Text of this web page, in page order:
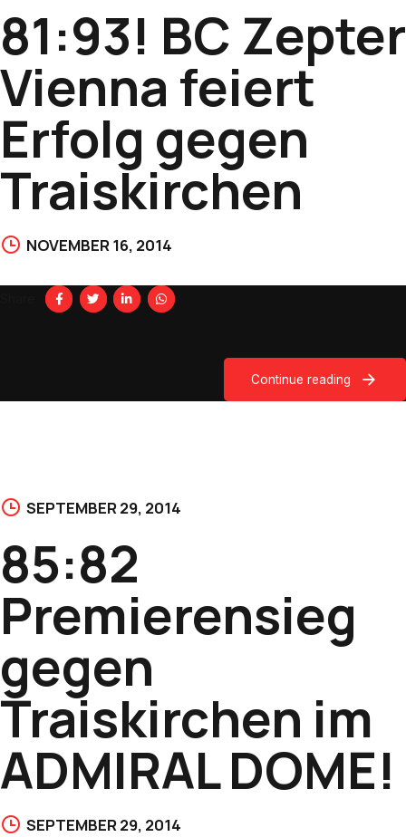
81:93! BC Zepter
Vienna feiert
Erfolg gegen
Traiskirchen
NOVEMBER 16, 2014
Continue reading
SEPTEMBER 29, 2014
85:82
Premierensieg
gegen
Traiskirchen im
ADMIRAL DOME!
SEPTEMBER 29, 2014